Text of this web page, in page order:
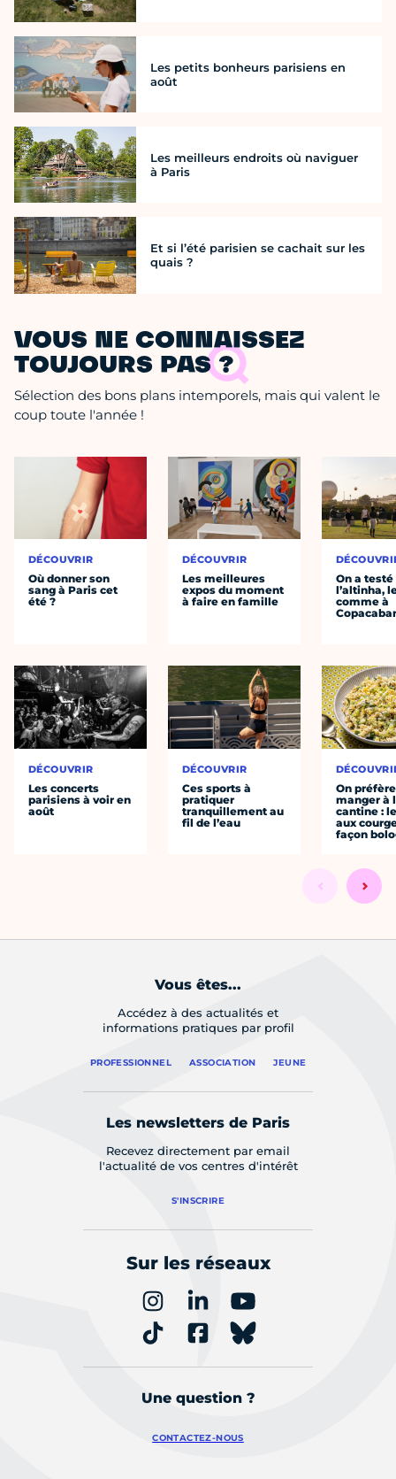
Les petits bonheurs parisiens en
août
Les meilleurs endroits où naviguer
à Paris
Et si l’été parisien se cachait sur les
quais ?
VOUS NE CONNAISSEZ
TOUJOURS PAS ?
Sélection des bons plans intemporels, mais qui valent le
coup toute l'année !
DÉCOUVRIR
Où donner son
sang à Paris cet
été ?
DÉCOUVRIR
Les concerts
parisiens à voir en
août
DÉCOUVRIR
Les meilleures
expos du moment
à faire en famille
DÉCOUVRIR
Ces sports à
pratiquer
tranquillement au
fil de l’eau
On a testé
l’altinha,
comme à
On préfère
manger à
cantine :
aux
façon
Vous êtes...
Accédez à des actualités et
informations pratiques par profil
PROFESSIONNEL ASSOCIATION JEUNE
Les newsletters de Paris
Recevez directement par email
l'actualité de vos centres d'intérêt
S'INSCRIRE
Sur les réseaux
Une question ?
CONTACTEZ-NOUS